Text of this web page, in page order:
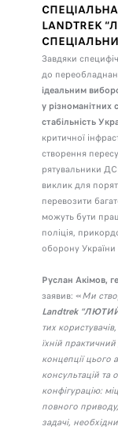
СПЕЦІАЛЬНА
LANDTREK
Завдяки
до
ідеальним
у різноманітних
стабільність
критичної
створення
рятувальники
виклик для
перевозити
можуть бути
поліція,
оборону України
Руслан Акімов,
заявив: «Ми
Landtrek
тих
їхній
концепції цього
консультацій
конфігурацію:
повного
задачі,